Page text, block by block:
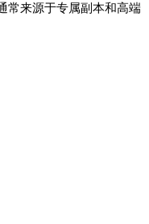
常来源于专属副本和高端